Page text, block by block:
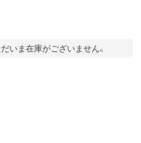
いま在庫がございません。